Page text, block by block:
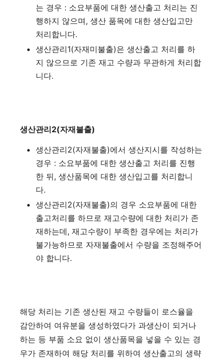
는 경우 : 소요부품에 대한 생산출고 처리는 진
행하지 않으며, 생산 품목에 대한 생산입고만
처리합니다.
생산관리1(자재미불출)은 생산출고 처리를 하
지 않으므로 기존 재고 수량과 무관하게 처리합
니다.
생산관리2(자재불출)
생산관리2(자재불출)에서 생산지시를 작성하는
경우 : 소요부품에 대한 생산출고 처리를 진행
한 뒤, 생산품목에 대한 생산입고를 처리합니
다.
생산관리2(자재불출)의 경우 소요부품에 대한
출고처리를 하므로 재고수량에 대한 처리가 존
재하는데, 재고수량이 부족한 경우에는 처리가
불가능하므로 자재불출에서 수량을 조정해주어
야 합니다.
해당 처리는 기존 생산된 재고 수량들이 로스율을
감안하여 여유분을 생성하였다가 과생산이 되거나
하는 등 부품 소요 없이 생산품목을 넣을 수 있는 경
우가 존재하여 해당 처리를 위하여 생산출고의 생략